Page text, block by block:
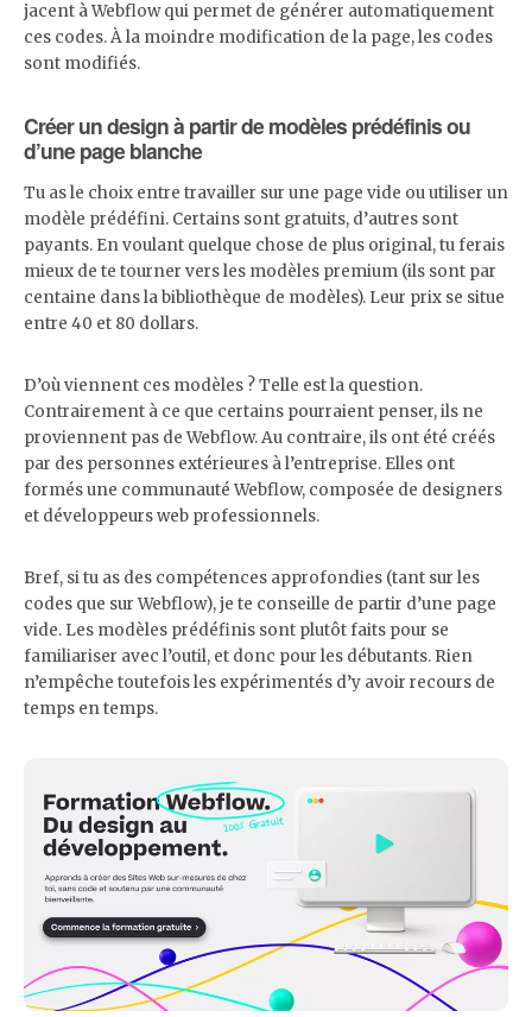
jacent à Webflow qui permet de générer automatiquement
ces codes. À la moindre modification de la page, les codes
sont modifiés.
Créer un design à partir de modèles prédéfinis ou
d’une page blanche
Tu as le choix entre travailler sur une page vide ou utiliser un
modèle prédéfini. Certains sont gratuits, d’autres sont
payants. En voulant quelque chose de plus original, tu ferais
mieux de te tourner vers les modèles premium (ils sont par
centaine dans la bibliothèque de modèles). Leur prix se situe
entre 40 et 80 dollars.
D’où viennent ces modèles ? Telle est la question.
Contrairement à ce que certains pourraient penser, ils ne
proviennent pas de Webflow. Au contraire, ils ont été créés
par des personnes extérieures à l’entreprise. Elles ont
formés une communauté Webflow, composée de designers
et développeurs web professionnels.
Bref, si tu as des compétences approfondies (tant sur les
codes que sur Webflow), je te conseille de partir d’une page
vide. Les modèles prédéfinis sont plutôt faits pour se
familiariser avec l’outil, et donc pour les débutants. Rien
n’empêche toutefois les expérimentés d’y avoir recours de
temps en temps.